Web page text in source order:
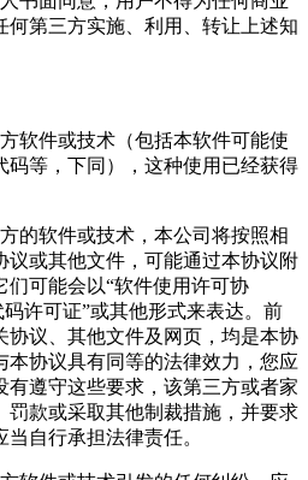
何第三方实施、利用、转让上述知
软件或技术（包括本软件可能使
码等，下同），这种使用已经获得
的软件或技术，本公司将按照相
议或其他文件，可能通过本协议附
可能会以“软件使用许可协
码许可证”或其他形式来表达。前
协议、其他文件及网页，均是本协
本协议具有同等的法律效力，您应
有遵守这些要求，该第三方或者家
罚款或采取其他制裁措施，并要求
自行承担法律责任。